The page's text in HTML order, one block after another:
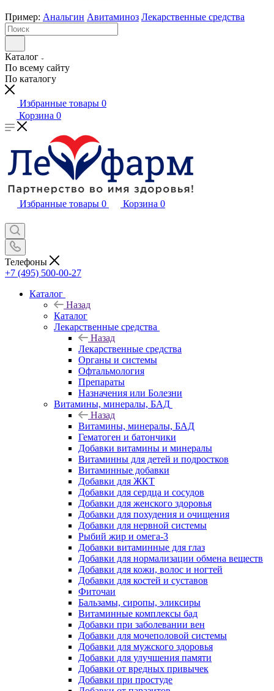
Пример: Анальгин Авитаминоз Лекарственные средства
Каталог
По всему сайту
По каталогу
Избранные товары 0
Корзина 0
Избранные товары 0 Корзина 0
Телефоны
+7 (495) 500-00-27
Каталог
Назад
Каталог
Лекарственные средства
Назад
Лекарственные средства
Органы и системы
Офтальмология
Препараты
Назначения или Болезни
Витамины, минералы, БАД
Назад
Витамины, минералы, БАД
Гематоген и батончики
Добавки витамины и минералы
Витаминны для детей и подростков
Витаминные добавки
Добавки для ЖКТ
Добавки для сердца и сосудов
Добавки для женского здоровья
Добавки для похудения и очищения
Добавки для нервной системы
Рыбий жир и омега-3
Добавки витаминные для глаз
Добавки для нормализации обмена веществ
Добавки для кожи, волос и ногтей
Добавки для костей и суставов
Фиточаи
Бальзамы, сиропы, эликсиры
Витаминные комплексы бад
Добавки при заболевании вен
Добавки для мочеполовой системы
Добавки для мужского здоровья
Добавки для улучшения памяти
Добавки от вредных привычек
Добавки при простуде